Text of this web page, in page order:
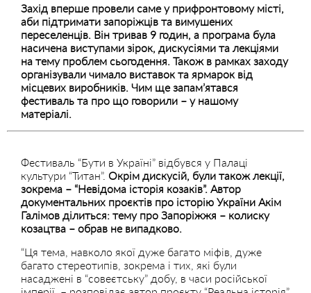
Захід вперше провели саме у прифронтовому місті,
аби підтримати запоріжців та вимушених
переселенців. Він тривав 9 годин, а програма була
насичена виступами зірок, дискусіями та лекціями
на тему проблем сьогодення. Також в рамках заходу
організували чимало виставок та ярмарок від
місцевих виробників. Чим ще запам’ятався
фестиваль та про що говорили – у нашому
матеріалі.
Фестиваль “Бути в Україні” відбувся у Палаці
культури “Титан”. Окрім дискусій, були також лекції,
зокрема – “Невідома історія козаків”. Автор
документальних проєктів про історію України Акім
Галімов ділиться: тему про Запоріжжя – колиску
козацтва – обрав не випадково.
“Ця тема, навколо якої дуже багато міфів, дуже
багато стереотипів, зокрема і тих, які були
насаджені в “совеєтську” добу, в часи російської